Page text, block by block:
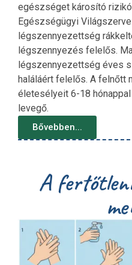
egészséget károsító
Egészségügyi
légszennyezettség
légszennyezés felelős.
légszennyezettség éves
haláláért felelős. A felnőtt
életesélyeit 6-18
levegő.
Bővebben...
A